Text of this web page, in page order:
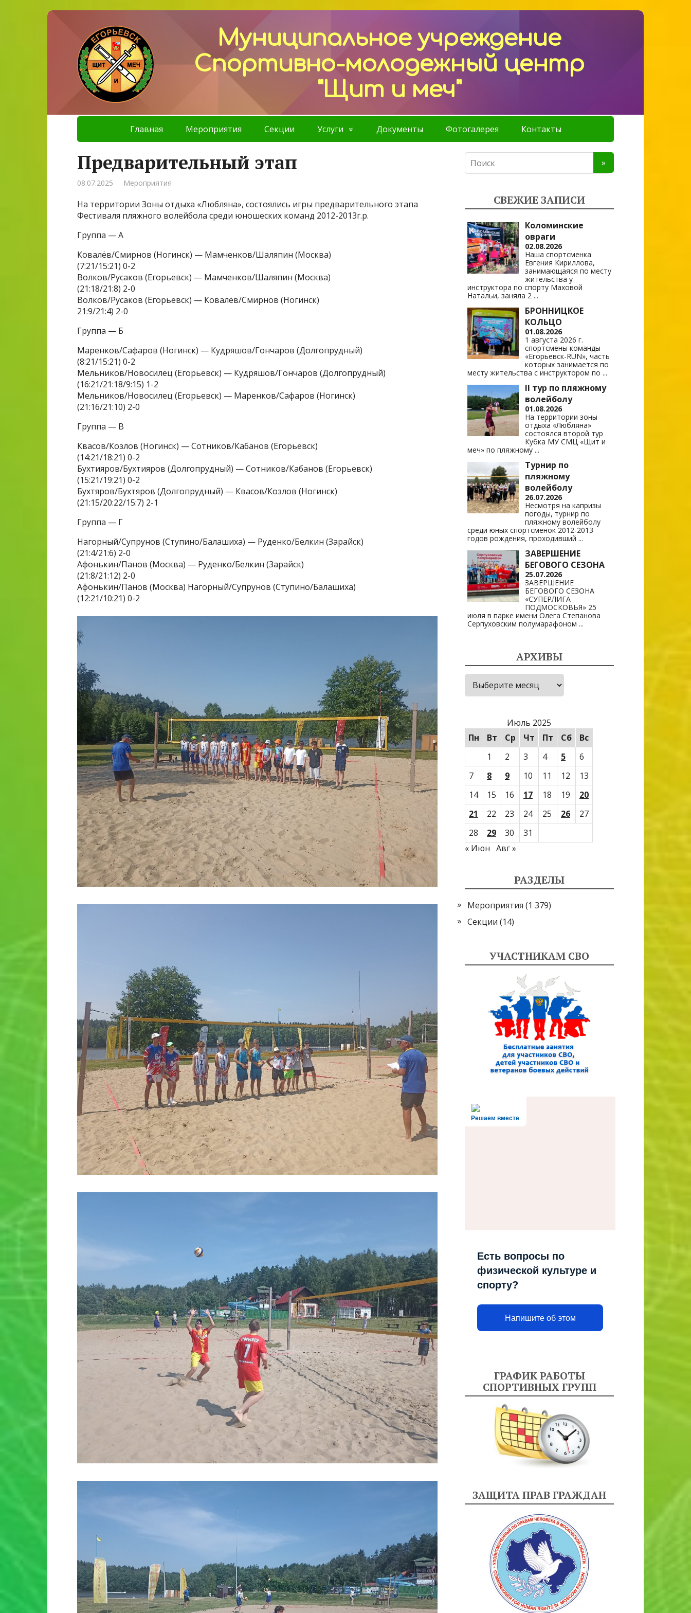
Муниципальное учреждение
Спортивно-молодежный центр
"Щит и меч"
Главная Мероприятия Секции Услуги Документы Фотогалерея Контакты
Предварительный этап
08.07.2025 Мероприятия
На территории Зоны отдыха «Любляна», состоялись игры предварительного этапа
Фестиваля пляжного волейбола среди юношеских команд 2012-2013г.р.
Группа — А
Ковалёв/Смирнов (Ногинск) — Мамченков/Шаляпин (Москва)
(7:21/15:21) 0-2
Волков/Русаков (Егорьевск) — Мамченков/Шаляпин (Москва)
(21:18/21:8) 2-0
Волков/Русаков (Егорьевск) — Ковалёв/Смирнов (Ногинск)
21:9/21:4) 2-0
Группа — Б
Маренков/Сафаров (Ногинск) — Кудряшов/Гончаров (Долгопрудный)
(8:21/15:21) 0-2
Мельников/Новосилец (Егорьевск) — Кудряшов/Гончаров (Долгопрудный)
(16:21/21:18/9:15) 1-2
Мельников/Новосилец (Егорьевск) — Маренков/Сафаров (Ногинск)
(21:16/21:10) 2-0
Группа — В
Квасов/Козлов (Ногинск) — Сотников/Кабанов (Егорьевск)
(14:21/18:21) 0-2
Бухтияров/Бухтияров (Долгопрудный) — Сотников/Кабанов (Егорьевск)
(15:21/19:21) 0-2
Бухтяров/Бухтяров (Долгопрудный) — Квасов/Козлов (Ногинск)
(21:15/20:22/15:7) 2-1
Группа — Г
Нагорный/Супрунов (Ступино/Балашиха) — Руденко/Белкин (Зарайск)
(21:4/21:6) 2-0
Афонькин/Панов (Москва) — Руденко/Белкин (Зарайск)
(21:8/21:12) 2-0
Афонькин/Панов (Москва) Нагорный/Супрунов (Ступино/Балашиха)
(12:21/10:21) 0-2
СВЕЖИЕ ЗАПИСИ
Коломинские
овраги
02.08.2026
Наша спортсменка
Евгения Кириллова,
занимающаяся по месту
жительства у
инструктора по спорту Маховой
Натальи, заняла 2 ...
БРОННИЦКОЕ
КОЛЬЦО
01.08.2026
1 августа 2026 г.
спортсмены команды
«Егорьевск-RUN», часть
которых занимается по
месту жительства с инструктором по ...
II тур по пляжному
волейболу
01.08.2026
На территории зоны
отдыха «Любляна»
состоялся второй тур
Кубка МУ СМЦ «Щит и
меч» по пляжному ...
Турнир по
пляжному
волейболу
26.07.2026
Несмотря на капризы
погоды, турнир по
пляжному волейболу
среди юных спортсменок 2012-2013
годов рождения, проходивший ...
ЗАВЕРШЕНИЕ
БЕГОВОГО СЕЗОНА
25.07.2026
ЗАВЕРШЕНИЕ
БЕГОВОГО СЕЗОНА
«СУПЕРЛИГА
ПОДМОСКОВЬЯ» 25
июля в парке имени Олега Степанова
Серпуховским полумарафоном ...
АРХИВЫ
Архивы
Июль 2025
Пн
Вт Ср Чт Пт Сб
Вс
1
2 3 4 5
6
7
8 9 10 11 12
13
14
15 16 17 18 19
20
21
22 23 24 25 26
27
28
29 30
31
« Июн Авг »
РАЗДЕЛЫ
Мероприятия (1 379)
Секции (14)
УЧАСТНИКАМ СВО
Решаем вместе
Есть вопросы по
физической культуре и
спорту?
Напишите об этом
ГРАФИК РАБОТЫ
СПОРТИВНЫХ ГРУПП
ЗАЩИТА ПРАВ ГРАЖДАН